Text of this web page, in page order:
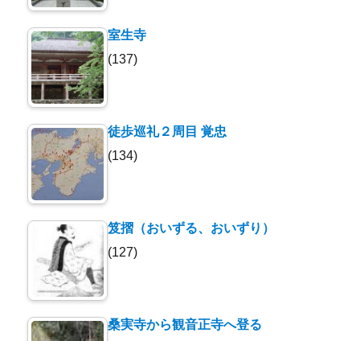
室生寺
(137)
徒歩巡礼２周目 覚忠
(134)
笈摺（おいずる、おいずり）
(127)
桑実寺から観音正寺へ登る